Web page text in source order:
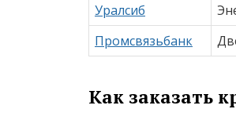
Уралсиб
Промсвязьбанк
Как заказать